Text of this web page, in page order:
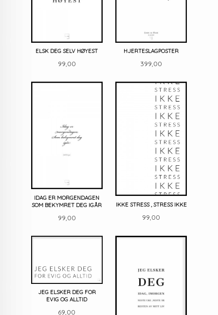
ELSK DEG SELV HØYEST
Pris
99,00
HJERTESLAGPOSTER
Pris
399,00
IDAG ER MORGENDAGEN
SOM BEKYMRET DEG IGÅR
Pris
99,00
IKKE STRESS , STRESS IKKE
Pris
99,00
JEG ELSKER DEG FOR
EVIG OG ALLTID
Pris
69,00